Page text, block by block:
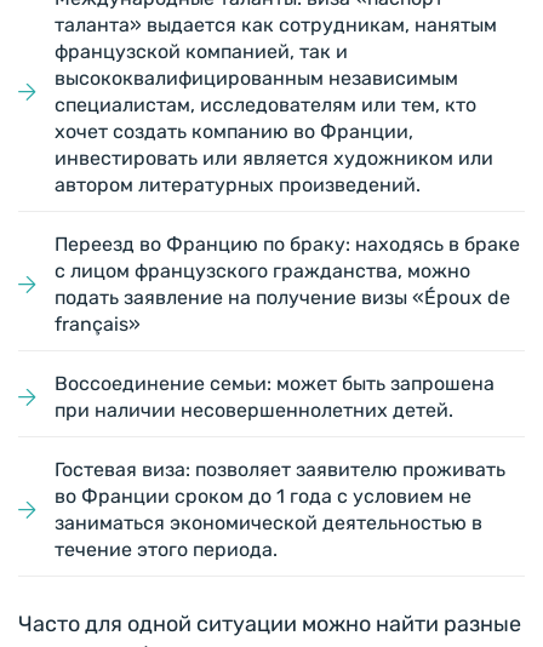
таланта» выдается как сотрудникам, нанятым
французской компанией, так и
высококвалифицированным независимым
специалистам, исследователям или тем, кто
хочет создать компанию во Франции,
инвестировать или является художником или
автором литературных произведений.
Переезд во Францию по браку: находясь в браке
с лицом французского гражданства, можно
подать заявление на получение визы «Époux de
français»
Воссоединение семьи: может быть запрошена
при наличии несовершеннолетних детей.
Гостевая виза: позволяет заявителю проживать
во Франции сроком до 1 года с условием не
заниматься экономической деятельностью в
течение этого периода.
Часто для одной ситуации можно найти разные